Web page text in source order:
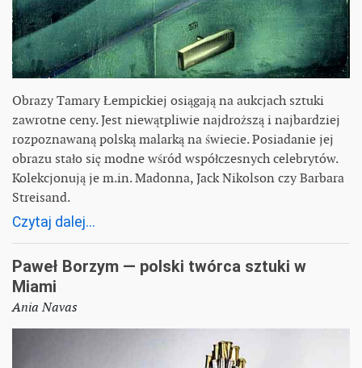
Obrazy Tamary Łempickiej osiągają na aukcjach sztuki
zawrotne ceny. Jest niewątpliwie najdroższą i najbardziej
rozpoznawaną polską malarką na świecie. Posiadanie jej
obrazu stało się modne wśród współczesnych celebrytów.
Kolekcjonują je m.in. Madonna, Jack Nikolson czy Barbara
Streisand.
Czytaj dalej...
Paweł Borzym — polski twórca sztuki w
Miami
Ania Navas